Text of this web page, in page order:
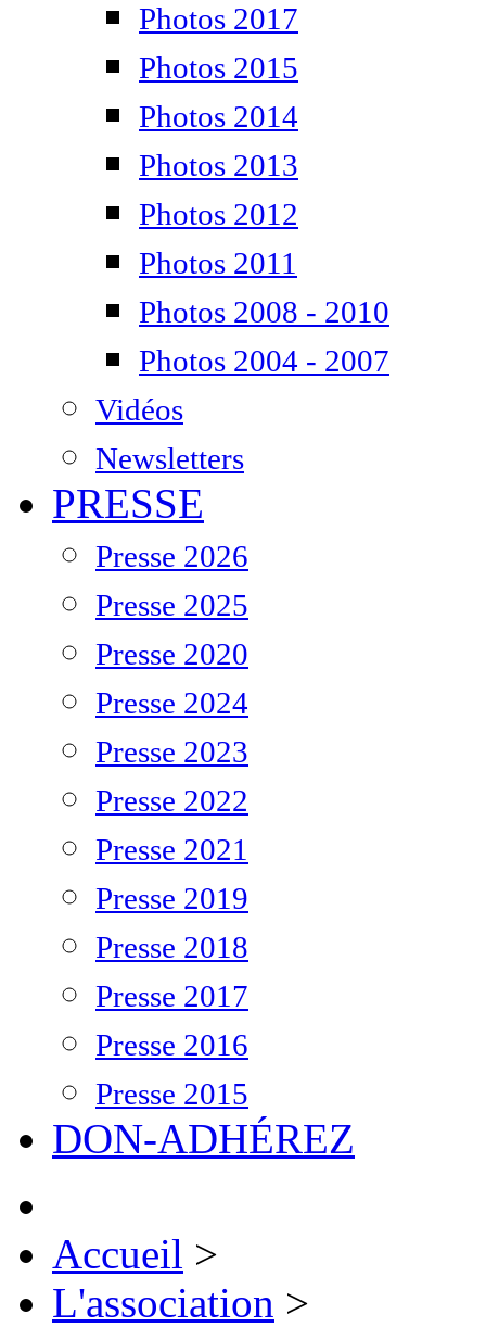
Photos 2017
Photos 2015
Photos 2014
Photos 2013
Photos 2012
Photos 2011
Photos 2008 - 2010
Photos 2004 - 2007
Vidéos
Newsletters
PRESSE
Presse 2026
Presse 2025
Presse 2020
Presse 2024
Presse 2023
Presse 2022
Presse 2021
Presse 2019
Presse 2018
Presse 2017
Presse 2016
Presse 2015
DON-ADHÉREZ
Accueil >
L'association >